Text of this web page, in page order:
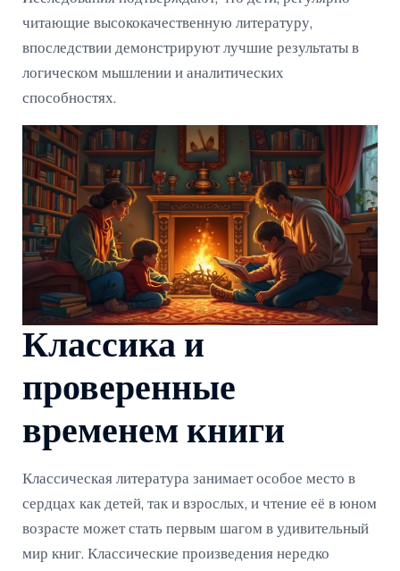
читающие высококачественную литературу,
впоследствии демонстрируют лучшие результаты в
логическом мышлении и аналитических
способностях.
Классика и
проверенные
временем книги
Классическая литература занимает особое место в
сердцах как детей, так и взрослых, и чтение её в юном
возрасте может стать первым шагом в удивительный
мир книг. Классические произведения нередко